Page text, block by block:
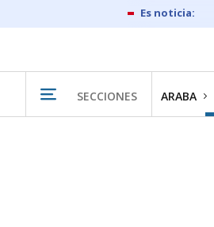
SECCIONES ARABA